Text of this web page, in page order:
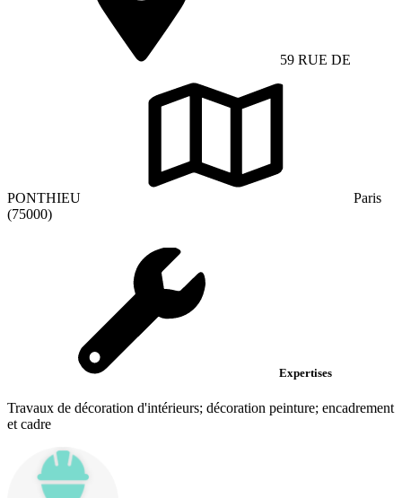
59 RUE DE
PONTHIEU
Paris
(75000)
Expertises
Travaux de décoration d'intérieurs; décoration peinture; encadrement
et cadre